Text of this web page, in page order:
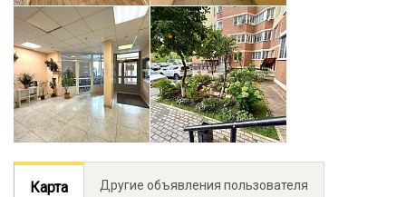
Карта Другие объявления пользователя